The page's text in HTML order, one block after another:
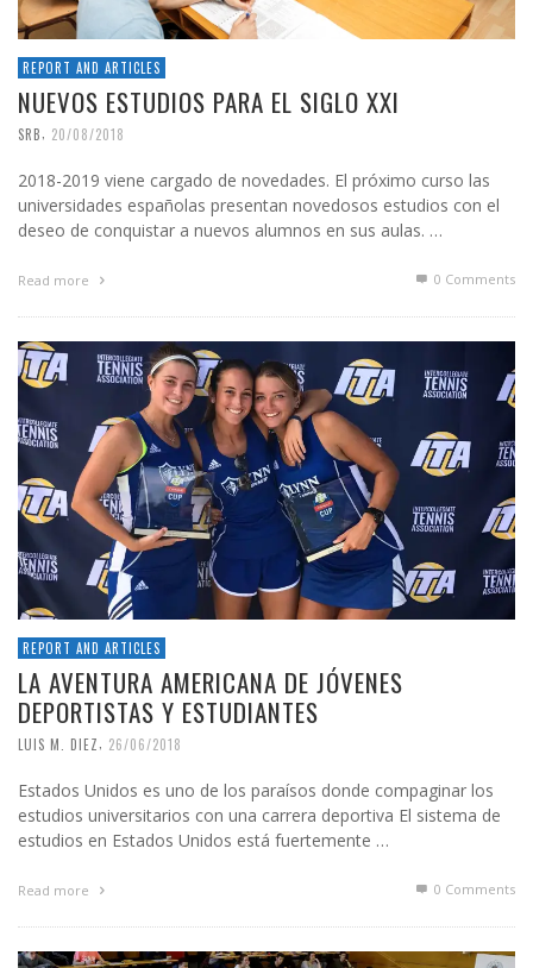
REPORT AND ARTICLES
NUEVOS ESTUDIOS PARA EL SIGLO XXI
SRB, 20/08/2018
2018-2019 viene cargado de novedades. El próximo curso las
universidades españolas presentan novedosos estudios con el
deseo de conquistar a nuevos alumnos en sus aulas. …
Read more 0 Comments
REPORT AND ARTICLES
LA AVENTURA AMERICANA DE JÓVENES
DEPORTISTAS Y ESTUDIANTES
LUIS M. DIEZ, 26/06/2018
Estados Unidos es uno de los paraísos donde compaginar los
estudios universitarios con una carrera deportiva El sistema de
estudios en Estados Unidos está fuertemente …
Read more 0 Comments